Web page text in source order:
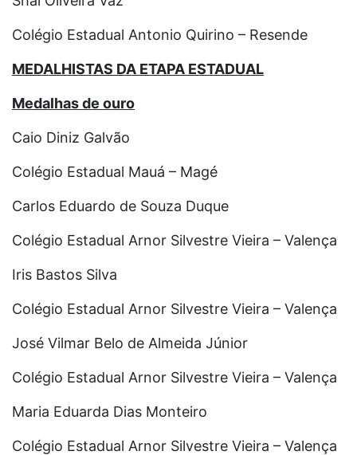
Colégio Estadual Antonio Quirino – Resende
MEDALHISTAS DA ETAPA ESTADUAL
Medalhas de ouro
Caio Diniz Galvão
Colégio Estadual Mauá – Magé
Carlos Eduardo de Souza Duque
Colégio Estadual Arnor Silvestre Vieira – Valença
Iris Bastos Silva
Colégio Estadual Arnor Silvestre Vieira – Valença
José Vilmar Belo de Almeida Júnior
Colégio Estadual Arnor Silvestre Vieira – Valença
Maria Eduarda Dias Monteiro
Colégio Estadual Arnor Silvestre Vieira – Valença